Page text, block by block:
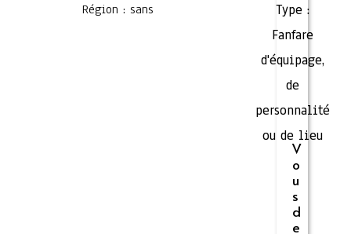
Région : sans
Type :
Fanfare
d'équipage,
de
personnalité
ou de lieu
V
o
u
s
d
e